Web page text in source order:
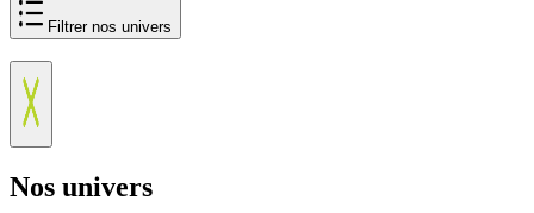
Filtrer nos univers
Nos univers